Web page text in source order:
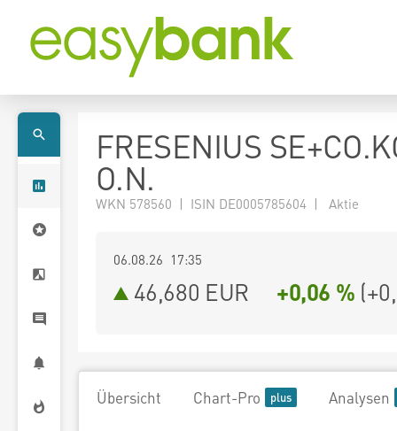
FRESENIUS
O.N.
WKN 578560 | ISIN DE0005785604 | Aktie
06.08.26 17:35
46,680 EUR +0,06 % (
Übersicht Chart-Pro Analysen